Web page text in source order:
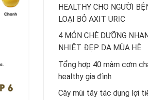
HEALTHY CHO NGƯỜI
LOẠI BỎ AXIT URIC
4 MÓN CHÈ DƯỠNG
NHIỆT ĐẸP DA MÙA HÈ
Tổng hợp 40 mâm cơm
healthy gia đình
Cây mùi tây tác dụng lợi